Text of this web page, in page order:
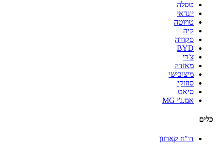
טסלה
יונדאי
טויוטה
קיה
סקודה
BYD
צ'רי
מאזדה
מיצובישי
סוזוקי
סיאט
אמ.ג'י MG
כלים
דו"ח קארזון